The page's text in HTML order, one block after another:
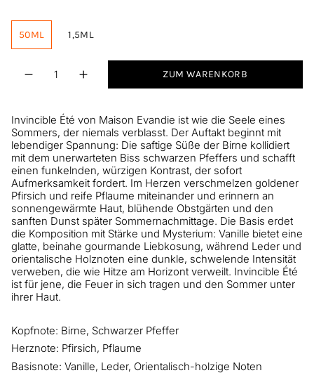
50ML 1,5ML
ZUM WARENKORB
Invincible Été von Maison Evandie ist wie die Seele eines
Sommers, der niemals verblasst. Der Auftakt beginnt mit
lebendiger Spannung: Die saftige Süße der Birne kollidiert
mit dem unerwarteten Biss schwarzen Pfeffers und schafft
einen funkelnden, würzigen Kontrast, der sofort
Aufmerksamkeit fordert. Im Herzen verschmelzen goldener
Pfirsich und reife Pflaume miteinander und erinnern an
sonnengewärmte Haut, blühende Obstgärten und den
sanften Dunst später Sommernachmittage. Die Basis erdet
die Komposition mit Stärke und Mysterium: Vanille bietet eine
glatte, beinahe gourmande Liebkosung, während Leder und
orientalische Holznoten eine dunkle, schwelende Intensität
verweben, die wie Hitze am Horizont verweilt. Invincible Été
ist für jene, die Feuer in sich tragen und den Sommer unter
ihrer Haut.
Kopfnote: Birne, Schwarzer Pfeffer
Herznote: Pfirsich, Pflaume
Basisnote: Vanille, Leder, Orientalisch-holzige Noten